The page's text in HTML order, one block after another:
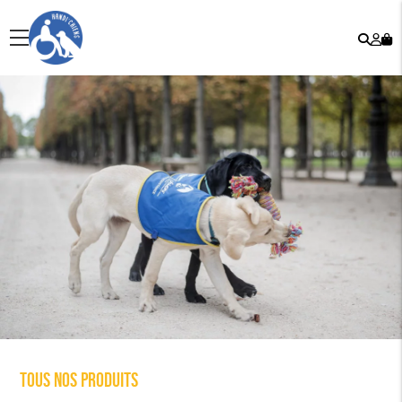
menu
Tous nos produits